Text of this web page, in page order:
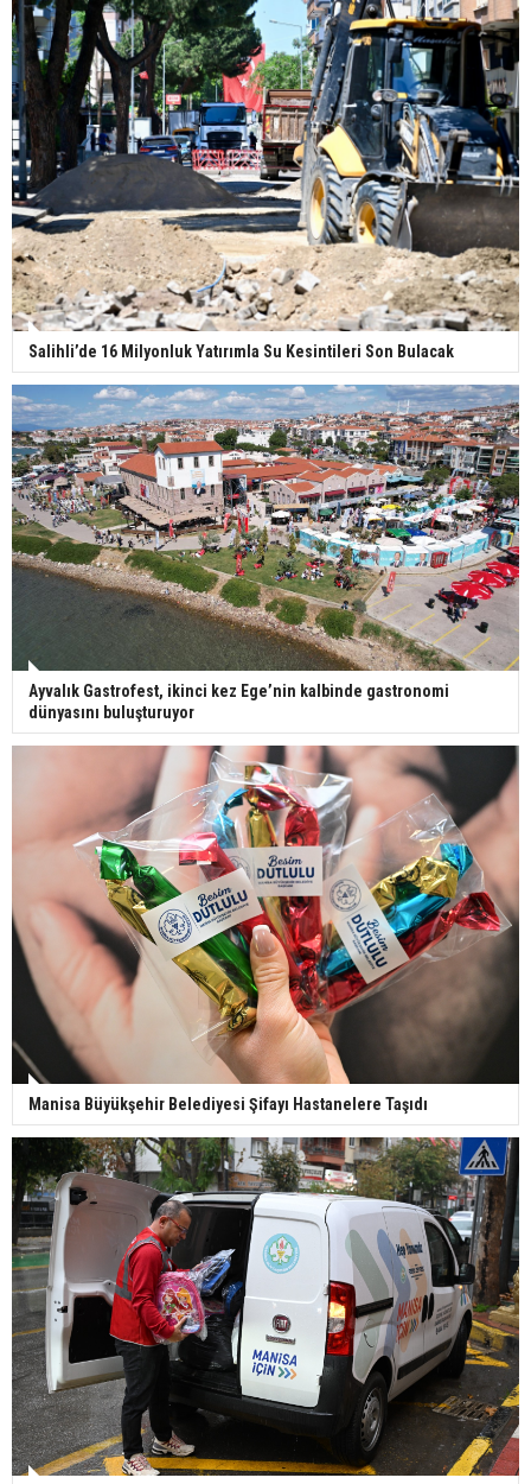
Salihli’de 16 Milyonluk Yatırımla Su Kesintileri Son Bulacak
Ayvalık Gastrofest, ikinci kez Ege’nin kalbinde gastronomi
dünyasını buluşturuyor
Manisa Büyükşehir Belediyesi Şifayı Hastanelere Taşıdı